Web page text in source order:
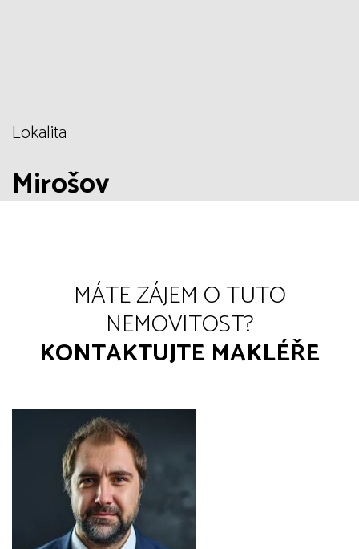
Lokalita
Mirošov
MÁTE ZÁJEM O TUTO
NEMOVITOST?
KONTAKTUJTE MAKLÉŘE